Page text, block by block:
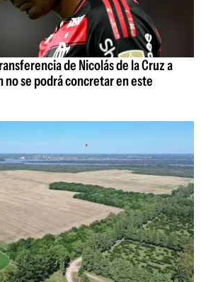
de Nicolás de la Cruz a
no se podrá concretar en este